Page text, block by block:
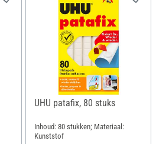
UHU patafix, 80 stuks
Inhoud: 80 stukken; Materiaal:
Kunststof